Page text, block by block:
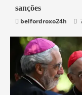
Mundo
sanções
belfordroxo24h